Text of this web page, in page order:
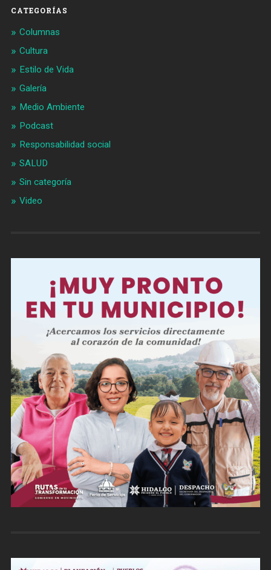
CATEGORÍAS
Columnas
Cultura
Estilo de Vida
Galería
Medio Ambiente
Podcast
Responsabilidad social
SALUD
Sin categoría
Video